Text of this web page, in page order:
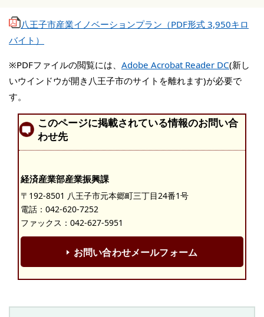
八王子市産業イノベーションプラン（PDF形式 3,950キロ
バイト）
※PDFファイルの閲覧には、 Adobe Acrobat Reader DC(新し
いウインドウが開き八王子市のサイトを離れます)が必要で
す。
このページに掲載されている情報のお問い合
わせ先
経済産業部産業振興課
〒192-8501 八王子市元本郷町三丁目24番1号
電話： 042-620-7252
ファックス：042-627-5951
お問い合わせメールフォーム